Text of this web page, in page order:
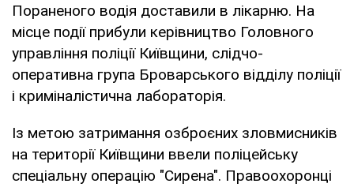
Пораненого водія доставили в лікарню. На
місце події прибули керівництво Головного
управління поліції Київщини, слідчо-
оперативна група Броварського відділу поліції
і криміналістична лабораторія.
Із метою затримання озброєних зловмисників
на території Київщини ввели поліцейську
спеціальну операцію "Сирена". Правоохоронці